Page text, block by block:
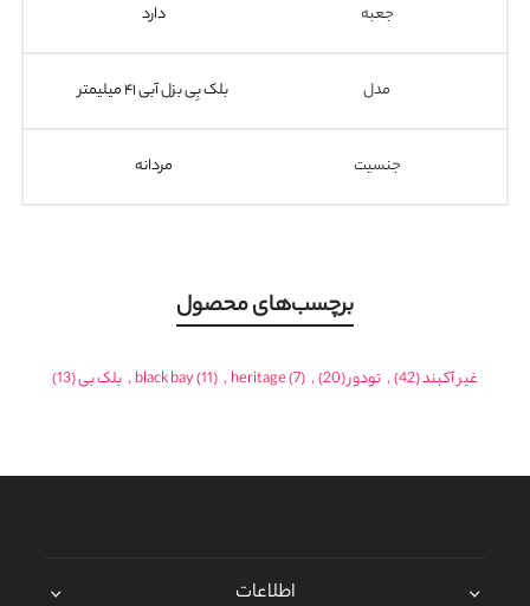
جعبه دارد
مدل بلک بِی بزل آبی ۴۱ میلیمتر
جنسیت مردانه
برچسب‌های محصول
غیر آکبند(42)
, تودور(20)
,
heritage(7)
,
black bay(11)
, بلک بی(13)
اطلاعات